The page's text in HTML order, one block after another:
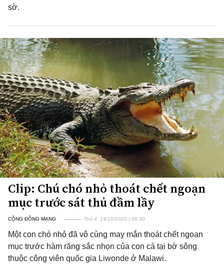
sờ.
Clip: Chú chó nhỏ thoát chết ngoạn
mục trước sát thủ đầm lầy
CỘNG ĐỒNG MẠNG Thứ 4, 14/10/2020 | 06:30
Một con chó nhỏ đã vô cùng may mắn thoát chết ngoạn
mục trước hàm răng sắc nhọn của con cá tại bờ sông
thuộc công viên quốc gia Liwonde ở Malawi.